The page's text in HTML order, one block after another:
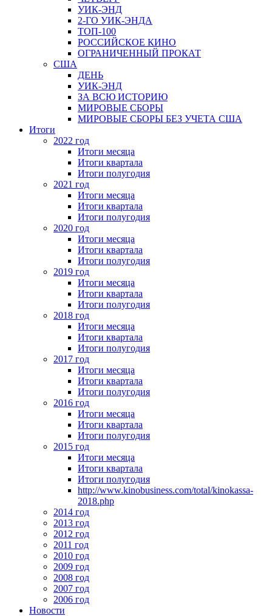
УИК-ЭНД
2-ГО УИК-ЭНДА
ТОП-100
РОССИЙСКОЕ КИНО
ОГРАНИЧЕННЫЙ ПРОКАТ
США
ДЕНЬ
УИК-ЭНД
ЗА ВСЮ ИСТОРИЮ
МИРОВЫЕ СБОРЫ
МИРОВЫЕ СБОРЫ БЕЗ УЧЕТА США
Итоги
2022 год
Итоги месяца
Итоги квартала
Итоги полугодия
2021 год
Итоги месяца
Итоги квартала
Итоги полугодия
2020 год
Итоги месяца
Итоги квартала
Итоги полугодия
2019 год
Итоги месяца
Итоги квартала
Итоги полугодия
2018 год
Итоги месяца
Итоги квартала
Итоги полугодия
2017 год
Итоги месяца
Итоги квартала
Итоги полугодия
2016 год
Итоги месяца
Итоги квартала
Итоги полугодия
2015 год
Итоги месяца
Итоги квартала
Итоги полугодия
http://www.kinobusiness.com/total/kinokassa-
2018.php
2014 год
2013 год
2012 год
2011 год
2010 год
2009 год
2008 год
2007 год
2006 год
Новости